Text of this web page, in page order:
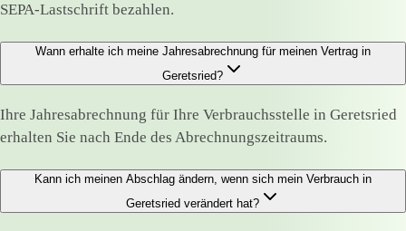
SEPA-Lastschrift bezahlen.
Wann erhalte ich meine Jahresabrechnung für meinen Vertrag in
Geretsried?
Ihre Jahresabrechnung für Ihre Verbrauchsstelle in Geretsried
erhalten Sie nach Ende des Abrechnungszeitraums.
Kann ich meinen Abschlag ändern, wenn sich mein Verbrauch in
Geretsried verändert hat?